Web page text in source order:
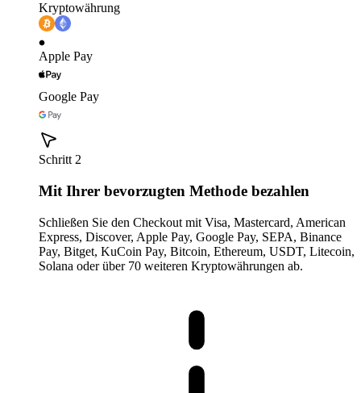
Kryptowährung
Apple Pay
Google Pay
Schritt 2
Mit Ihrer bevorzugten Methode bezahlen
Schließen Sie den Checkout mit Visa, Mastercard, American
Express, Discover, Apple Pay, Google Pay, SEPA, Binance
Pay, Bitget, KuCoin Pay, Bitcoin, Ethereum, USDT, Litecoin,
Solana oder über 70 weiteren Kryptowährungen ab.